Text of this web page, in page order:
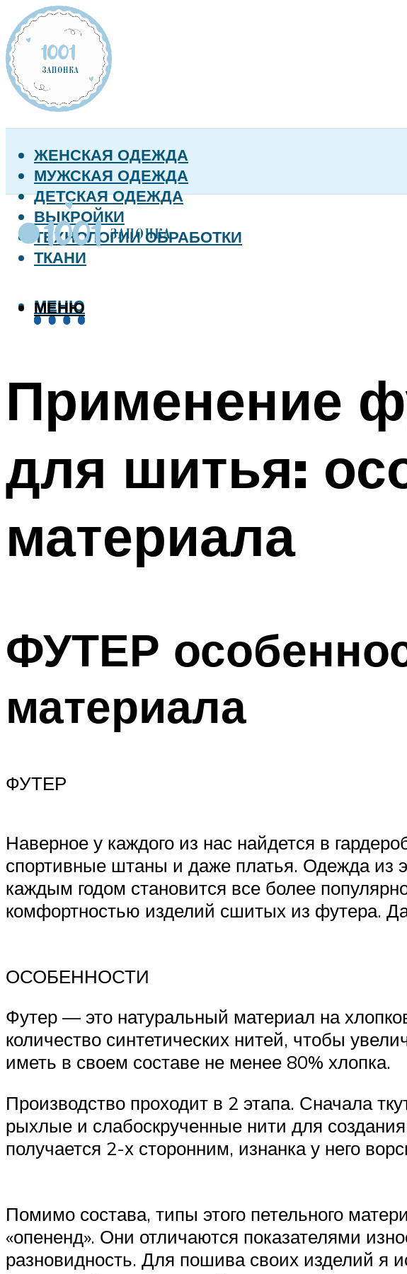
ЖЕНСКАЯ ОДЕЖДА
МУЖСКАЯ ОДЕЖДА
ДЕТСКАЯ ОДЕЖДА
ВЫКРОЙКИ
ТЕХНОЛОГИИ ОБРАБОТКИ
ТКАНИ
МЕНЮ
МЕНЮ
Применение
для шитья:
материала
ФУТЕР
материала
ФУТЕР
Наверное у каждого из нас найдется в
спортивные штаны и даже платья. Одежда из
каждым годом становится все более
комфортностью изделий сшитых из футера.
ОСОБЕННОСТИ
Футер — это натуральный материал на
количество синтетических нитей, чтобы
иметь в своем составе не менее 80% хлопка.
Производство проходит в 2 этапа. Сначала
рыхлые и слабоскрученные нити для
получается 2-х сторонним, изнанка у него
Помимо состава, типы этого петельного
«опененд». Они отличаются показателями
разновидность. Для пошива своих изделий я